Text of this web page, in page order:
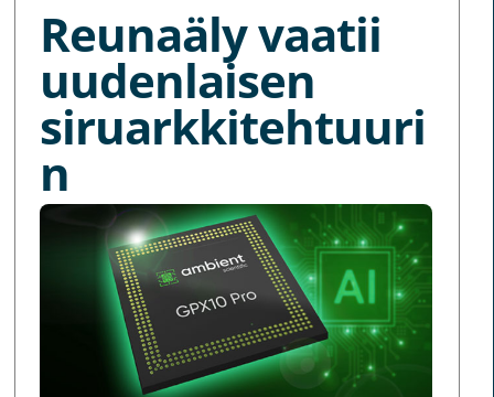
Reunaäly vaatii
uudenlaisen
siruarkkitehtuuri
n